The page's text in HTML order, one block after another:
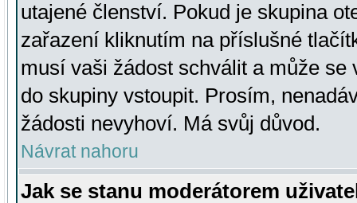
utajené členství. Pokud je skupina
zařazení kliknutím na příslušné
musí vaši žádost schválit a může se
do skupiny vstoupit. Prosím,
žádosti nevyhoví. Má svůj důvod.
Návrat nahoru
Jak se stanu moderátorem